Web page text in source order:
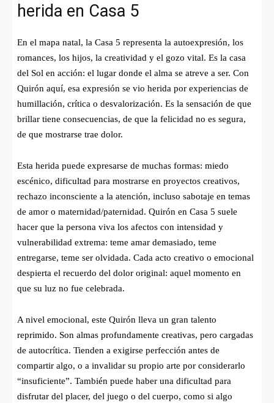
herida en Casa 5
En el mapa natal, la Casa 5 representa la autoexpresión, los
romances, los hijos, la creatividad y el gozo vital. Es la casa
del Sol en acción: el lugar donde el alma se atreve a ser. Con
Quirón aquí, esa expresión se vio herida por experiencias de
humillación, crítica o desvalorización. Es la sensación de que
brillar tiene consecuencias, de que la felicidad no es segura,
de que mostrarse trae dolor.
Esta herida puede expresarse de muchas formas: miedo
escénico, dificultad para mostrarse en proyectos creativos,
rechazo inconsciente a la atención, incluso sabotaje en temas
de amor o maternidad/paternidad. Quirón en Casa 5 suele
hacer que la persona viva los afectos con intensidad y
vulnerabilidad extrema: teme amar demasiado, teme
entregarse, teme ser olvidada. Cada acto creativo o emocional
despierta el recuerdo del dolor original: aquel momento en
que su luz no fue celebrada.
A nivel emocional, este Quirón lleva un gran talento
reprimido. Son almas profundamente creativas, pero cargadas
de autocrítica. Tienden a exigirse perfección antes de
compartir algo, o a invalidar su propio arte por considerarlo
“insuficiente”. También puede haber una dificultad para
disfrutar del placer, del juego o del cuerpo, como si algo